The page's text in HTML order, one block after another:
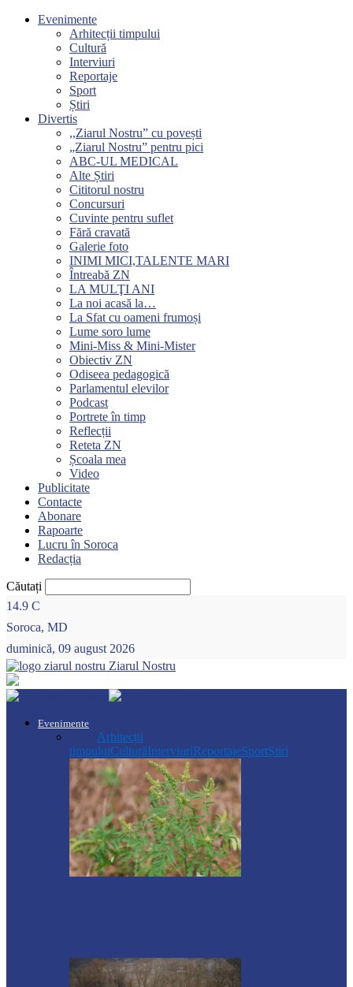
Evenimente
Arhitecții timpului
Cultură
Interviuri
Reportaje
Sport
Știri
Divertis
,,Ziarul Nostru” cu povești
„Ziarul Nostru” pentru pici
ABC-UL MEDICAL
Alte Știri
Cititorul nostru
Concursuri
Cuvinte pentru suflet
Fără cravată
Galerie foto
INIMI MICI,TALENTE MARI
Întreabă ZN
LA MULŢI ANI
La noi acasă la…
La Sfat cu oameni frumoși
Lume soro lume
Mini-Miss & Mini-Mister
Obiectiv ZN
Odiseea pedagogică
Parlamentul elevilor
Podcast
Portrete în timp
Reflecții
Reteta ZN
Școala mea
Video
Publicitate
Contacte
Abonare
Rapoarte
Lucru în Soroca
Redacția
Căutați
14.9 C
Soroca, MD
duminică, 09 august 2026
Ziarul Nostru
Evenimente
Arhitecții
timpuluiCulturăInterviuriReportajeSportȘtiri